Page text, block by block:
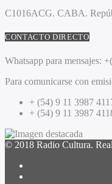
C1016ACG. CABA.
CONTACTO DIRECTO
Whatsapp para mensajes:
Para comunicarse con
+ (54) 9 11 3987
+ (54) 9 11 3987
© 2018 Radio Cultura.